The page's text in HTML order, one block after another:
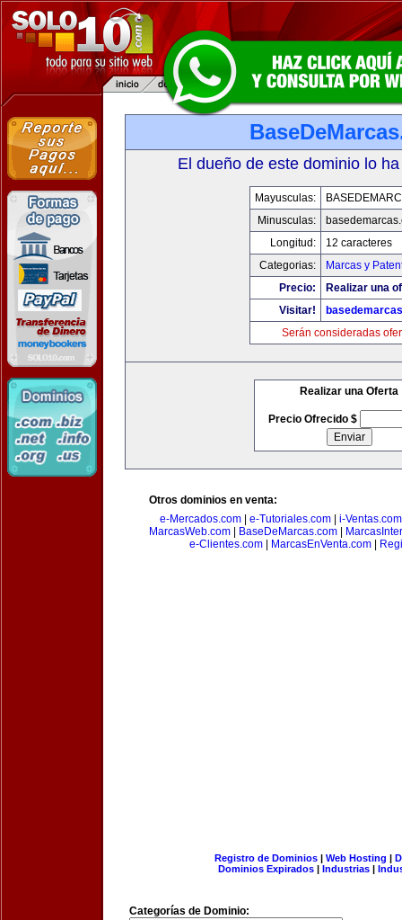
El dueño de este dominio lo
Mayusculas:
Minusculas:
Longitud:
12 caracteres
Categorias:
Marcas y
Precio:
Realizar una
Visitar!
Serán consideradas
Realizar una Oferta
Precio Ofrecido $
Otros dominios en venta:
e-Mercados.com| e-Tutoriales.com| i-Ventas.com
MarcasWeb.com
BaseDeMarcas.com
e-Clientes.com
MarcasEnVenta.com
Registro de Dominios| Web Hosting |
Dominios Expirados | Industrias |
Categorías de Dominio: